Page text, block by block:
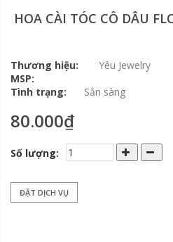
HOA CÀI TÓC CÔ DÂU
Thương hiệu:
Yêu Jewelry
MSP:
Tình trạng:
Sắn sàng
80.000₫
Số lượng:
ĐẶT DỊCH VỤ